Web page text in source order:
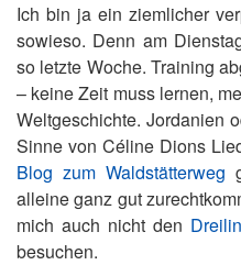
Ich bin ja ein ziemlicher
sowieso. Denn am
so letzte Woche. Training
– keine Zeit muss lernen,
Weltgeschichte. Jordanien
Sinne von Céline Dions
Blog zum Waldstätterweg
alleine ganz gut
mich auch nicht den
besuchen.